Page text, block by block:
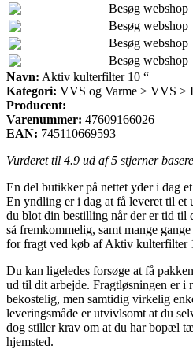
Besøg webshop
Besøg webshop
Besøg webshop
Besøg webshop
Navn: Aktiv kulterfilter 10 “
Kategori: VVS og Varme > VVS >
Producent:
Varenummer: 47609166026
EAN: 745110669593
Vurderet til 4.9 ud af 5 stjerner
En del butikker på nettet yder i dag
En yndling er i dag at få leveret til et
du blot din bestilling når der er tid til
så fremkommelig, samt mange
for fragt ved køb af Aktiv kulterfilter
Du kan ligeledes forsøge at få
ud til dit arbejde. Fragtløsningen er i
bekostelig, men samtidig virkelig
leveringsmåde er utvivlsomt at du
dog stiller krav om at du har bopæl
hjemsted.